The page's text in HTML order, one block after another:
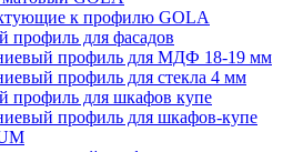
к профилю GOLA
для фасадов
профиль для МДФ 18-19 мм
профиль для стекла 4 мм
для шкафов купе
профиль для шкафов-купе